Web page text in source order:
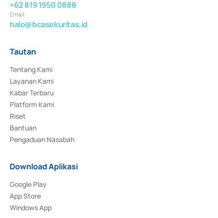
+62 819 1950 0888
Email
halo@bcasekuritas.id
Tautan
Tentang Kami
Layanan Kami
Kabar Terbaru
Platform Kami
Riset
Bantuan
Pengaduan Nasabah
Download Aplikasi
Google Play
App Store
Windows App